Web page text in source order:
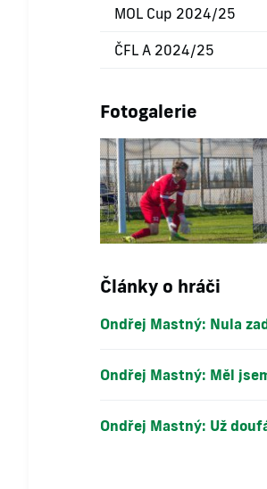
MOL Cup 2024/25
ČFL A 2024/25
Fotogalerie
Články o hráči
Ondřej Mastný: Nula
Ondřej Mastný: Měl
Ondřej Mastný: Už